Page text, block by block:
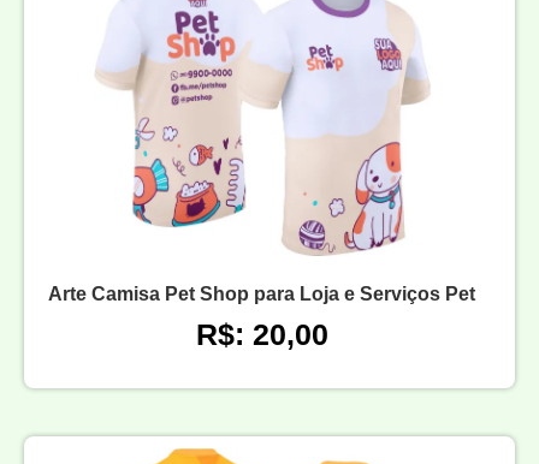
Arte Camisa Pet Shop para Loja e Serviços Pet
R$: 20,00